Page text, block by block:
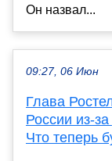
Он назвал...
09:27, 06 Июн
Глава
России из-
Что теперь